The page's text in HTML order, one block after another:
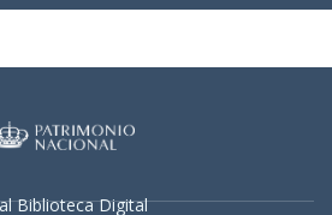
Biblioteca Digital